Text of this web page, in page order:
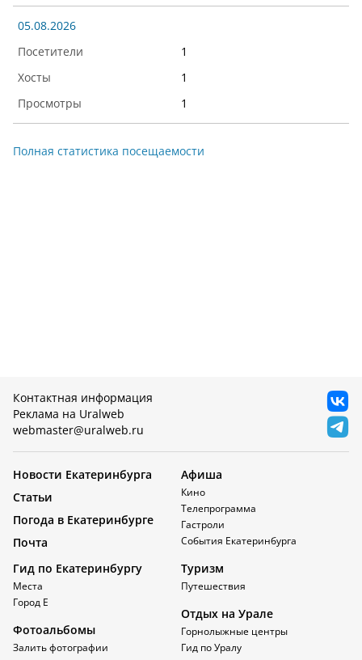
05.08.2026
1
1
1
Полная статистика посещаемости
Контактная информация
Реклама на Uralweb
webmaster@uralweb.ru
Новости Екатеринбурга
Статьи
Погода в Екатеринбурге
Почта
Афиша
Кино
Телепрограмма
Гастроли
События Екатеринбурга
Гид по Екатеринбургу
Места
Город Е
Фотоальбомы
Залить фотографии
Туризм
Путешествия
Отдых на Урале
Горнолыжные центры
Гид по Уралу